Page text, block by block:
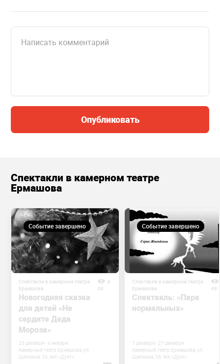
Опубликовать
Спектакли в камерном театре
Ермашова
Событие завершено
Спектакли в камерном театре
Ермашова
6
00
Новогодняя сказка
для детей «Не
сердите Деда
Мороза»
25 декабря - 4 января
Камерный театр Ермашова, ул.
Щепкина, 35, ЖК «Дуэт»
Событие завершено
Спектакли в камерном театре
Ермашова
48
Спектакль: «Пара
нормальных»
7 декабря - 27 декабря
Камерный театр Ермашова, ул.
Щепкина, 35, ЖК «Дуэт»